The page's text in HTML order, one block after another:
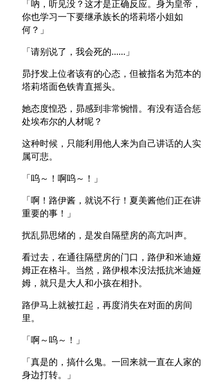
「吶，听见没？这才是正确反应。身为皇帝，
你也学习一下要继承族长的塔莉塔小姐如
何？」
「请别说了，我会死的……」
昴抒发上位者该有的心态，但被指名为范本的
塔莉塔面色铁青直摇头。
她态度惶恐，昴感到非常惋惜。有没有适合惩
处埃布尔的人材呢？
这种时候，只能利用他人来为自己讲话的人实
属可悲。
「呜～！啊呜～！」
「啊！路伊酱，就说不行！夏美酱他们正在讲
重要的事！」
扰乱昴思绪的，是发自隔壁房的高亢叫声。
看过去，在通往隔壁房的门口，路伊和米迪娅
姆正在格斗。当然，路伊根本没法抵抗米迪娅
姆，就只是大人和小孩在相扑。
路伊马上就被扛起，再度消失在对面的房间
里。
「啊～呜～！」
「真是的，搞什么鬼。一回来就一直在人家的
身边打转。」